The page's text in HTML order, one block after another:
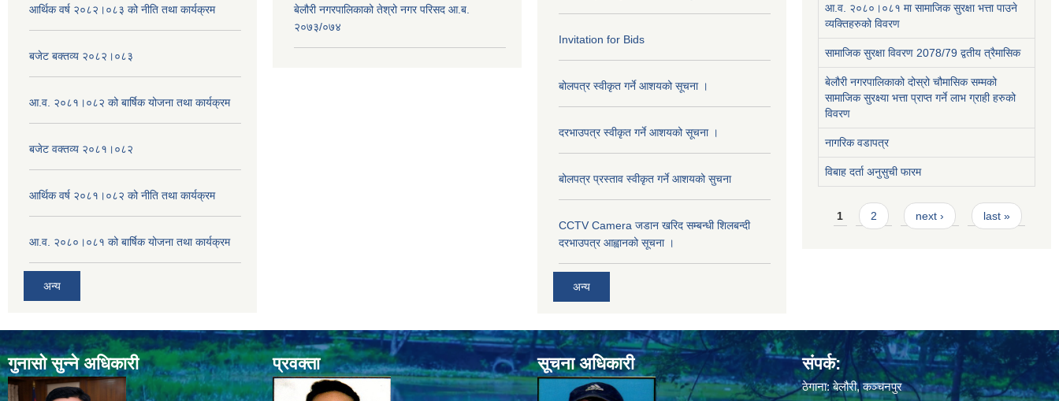
आर्थिक वर्ष २०८२।०८३ को नीति तथा कार्यक्रम
बजेट बक्तव्य २०८२।०८३
आ.व. २०८१।०८२ को बार्षिक योजना तथा कार्यक्रम
बजेट वक्तव्य २०८१।०८२
आर्थिक वर्ष २०८१।०८२ को नीति तथा कार्यक्रम
आ.व. २०८०।०८१ को बार्षिक योजना तथा कार्यक्रम
अन्य
बेलौरी नगरपालिकाको तेश्रो नगर परिसद आ.ब.
२०७३/०७४
Invitation for Bids
बोलपत्र स्वीकृत गर्ने आशयको सूचना ।
दरभाउपत्र स्वीकृत गर्ने आशयको सूचना ।
बोलपत्र प्रस्ताव स्वीकृत गर्ने आशयको सुचना
CCTV Camera जडान खरिद सम्बन्धी शिलबन्दी
दरभाउपत्र आह्वानको सूचना ।
अन्य
आ.व. २०८०।०८१ मा सामाजिक सुरक्षा भत्ता पाउने
व्यक्तिहरुको विवरण
सामाजिक सुरक्षा विवरण 2078/79 द्वतीय त्रैमासिक
बेलौरी नगरपालिकाको दोस्रो चौमासिक सम्मको
सामाजिक सुरक्ष्या भत्ता प्राप्त गर्ने लाभ ग्राही हरुको
विवरण
नागरिक वडापत्र
विबाह दर्ता अनुसुची फारम
Pages
1 2 next › last »
गुनासो सुन्ने अधिकारी प्रवक्ता सूचना अधिकारी संपर्क:
ठेगाना: बेलौरी, कञ्चनपुर